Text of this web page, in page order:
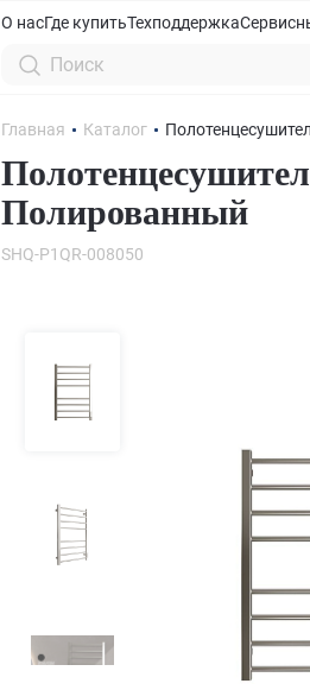
О насГде купитьТехподдержка
Главная Каталог
Полированный
SHQ-P1QR-008050